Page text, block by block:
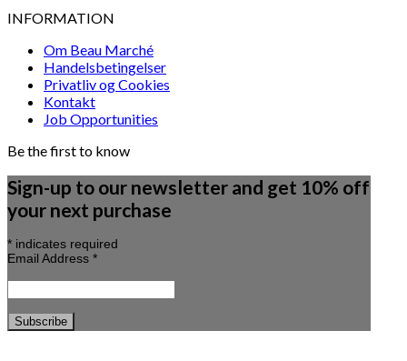
INFORMATION
Om Beau Marché
Handelsbetingelser
Privatliv og Cookies
Kontakt
Job Opportunities
Be the first to know
Sign-up to our newsletter and get 10% off
your next purchase
* indicates required
Email Address *